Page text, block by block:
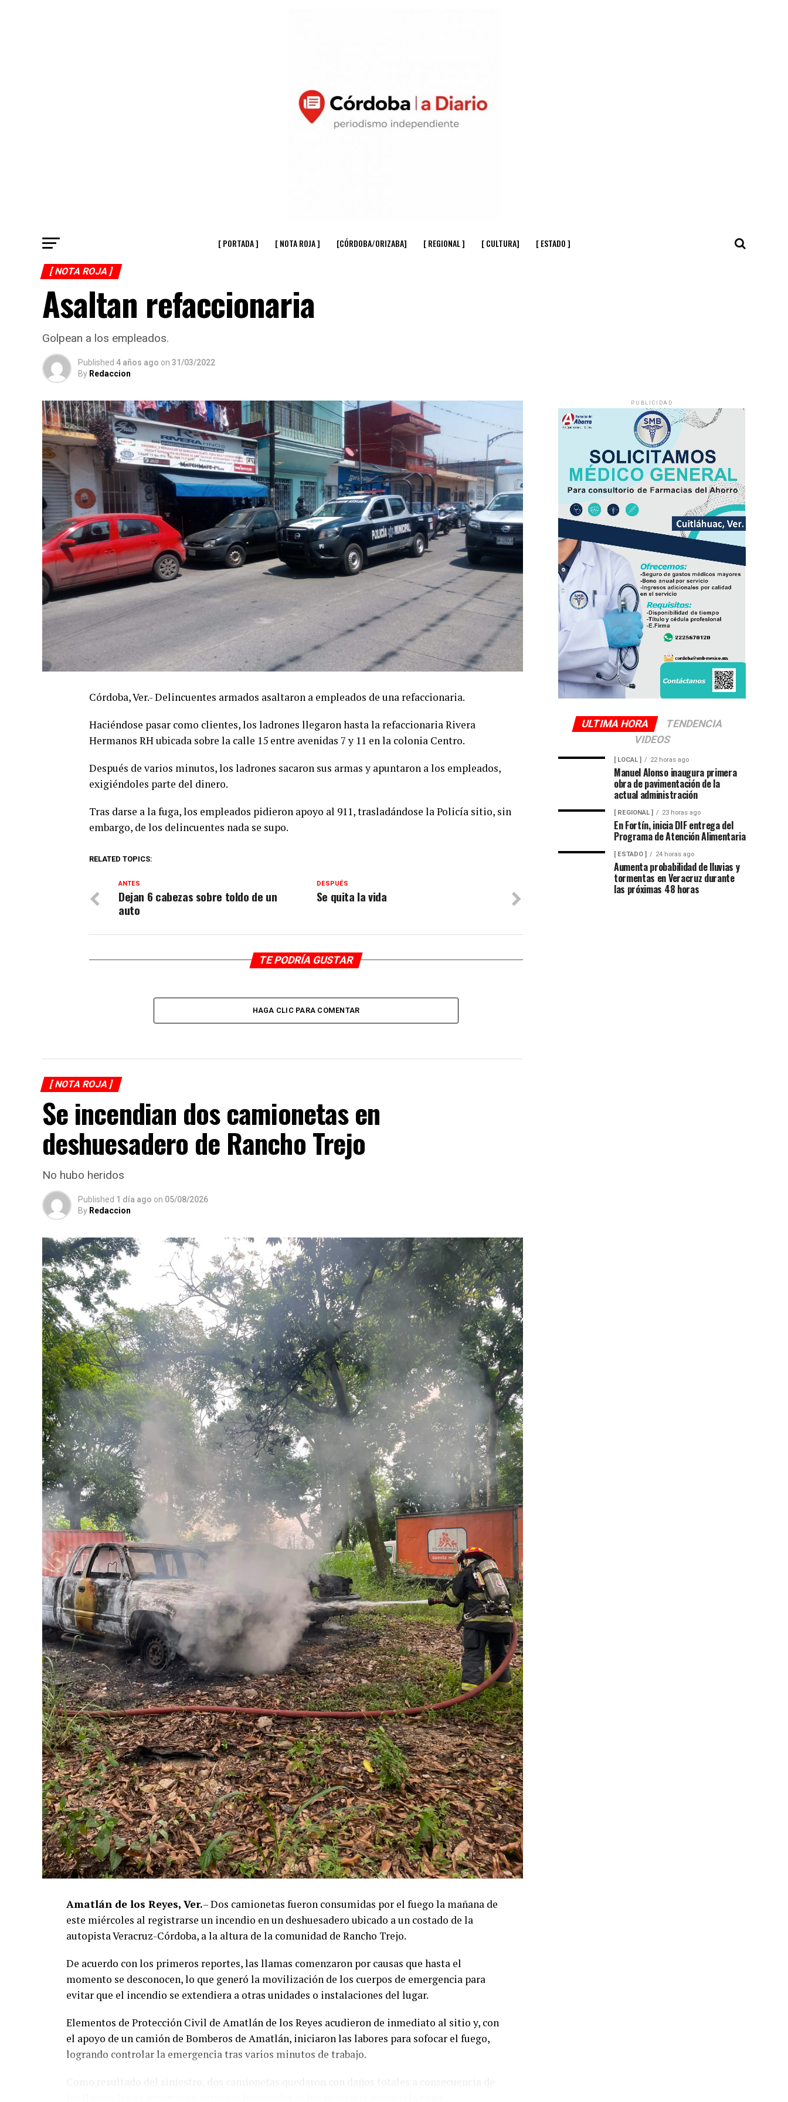
[ PORTADA ] [ NOTA ROJA ] [CÓRDOBA/ORIZABA] [ REGIONAL ] [ CULTURA] [ ESTADO ]
[ NOTA ROJA ]
Asaltan refaccionaria
Golpean a los empleados.
Published 4 años ago on 31/03/2022
By Redaccion
Córdoba, Ver.- Delincuentes armados asaltaron a empleados de una refaccionaria.
Haciéndose pasar como clientes, los ladrones llegaron hasta la refaccionaria Rivera
Hermanos RH ubicada sobre la calle 15 entre avenidas 7 y 11 en la colonia Centro.
Después de varios minutos, los ladrones sacaron sus armas y apuntaron a los empleados,
exigiéndoles parte del dinero.
Tras darse a la fuga, los empleados pidieron apoyo al 911, trasladándose la Policía sitio, sin
embargo, de los delincuentes nada se supo.
RELATED TOPICS:
DESPUÉS
Se quita la vida
ANTES
Dejan 6 cabezas sobre toldo de un
auto
TE PODRÍA GUSTAR
HAGA CLIC PARA COMENTAR
[ NOTA ROJA ]
Se incendian dos camionetas en
deshuesadero de Rancho Trejo
No hubo heridos
Published 1 día ago on 05/08/2026
By Redaccion
Amatlán de los Reyes, Ver.– Dos camionetas fueron consumidas por el fuego la mañana de
este miércoles al registrarse un incendio en un deshuesadero ubicado a un costado de la
autopista Veracruz-Córdoba, a la altura de la comunidad de Rancho Trejo.
De acuerdo con los primeros reportes, las llamas comenzaron por causas que hasta el
momento se desconocen, lo que generó la movilización de los cuerpos de emergencia para
evitar que el incendio se extendiera a otras unidades o instalaciones del lugar.
Elementos de Protección Civil de Amatlán de los Reyes acudieron de inmediato al sitio y, con
el apoyo de un camión de Bomberos de Amatlán, iniciaron las labores para sofocar el fuego,
logrando controlar la emergencia tras varios minutos de trabajo.
PUBLICIDAD
ULTIMA HORA
TENDENCIA
VIDEOS
[ LOCAL ] 22 horas ago
Manuel Alonso inaugura primera
obra de pavimentación de la
actual administración
[ REGIONAL ] 23 horas ago
En Fortín, inicia DIF entrega del
Programa de Atención Alimentaria
[ ESTADO ] 24 horas ago
Aumenta probabilidad de lluvias y
tormentas en Veracruz durante
las próximas 48 horas